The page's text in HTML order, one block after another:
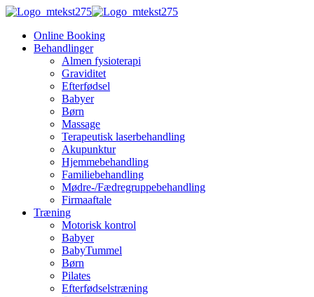
Online Booking
Behandlinger
Almen fysioterapi
Graviditet
Efterfødsel
Babyer
Børn
Massage
Terapeutisk laserbehandling
Akupunktur
Hjemmebehandling
Familiebehandling
Mødre-/Fædregruppebehandling
Firmaaftale
Træning
Motorisk kontrol
Babyer
BabyTummel
Børn
Pilates
Efterfødselstræning